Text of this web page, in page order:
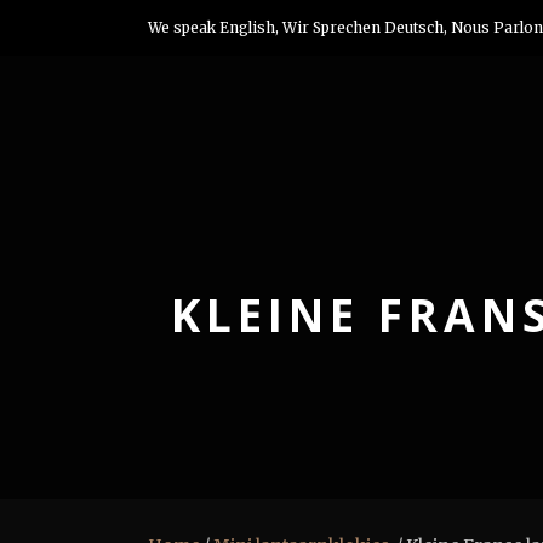
We speak English, Wir Sprechen Deutsch, Nous
KLEINE